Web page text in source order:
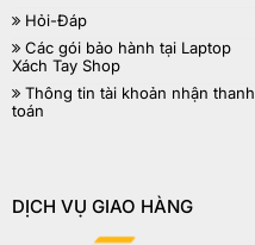
Hỏi-Đáp
Các gói bảo hành tại Laptop
Xách Tay Shop
Thông tin tài khoản nhận thanh
toán
DỊCH VỤ GIAO HÀNG